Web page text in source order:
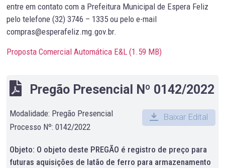
entre em contato com a Prefeitura Municipal de Espera Feliz
pelo telefone (32) 3746 – 1335 ou pelo e-mail
compras@esperafeliz.mg.gov.br.
Proposta Comercial Automática E&L (1.59 MB)
Pregão Presencial Nº 0142/2022
Modalidade: Pregão Presencial
Processo Nº: 0142/2022
Baixar Edital
Objeto: O objeto deste PREGÃO é registro de preço para
futuras aquisições de latão de ferro para armazenamento